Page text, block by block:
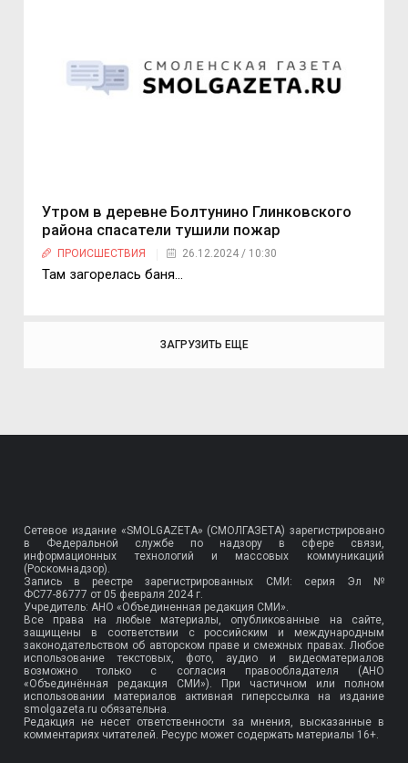
Утром в деревне Болтунино Глинковского
района спасатели тушили пожар
ПРОИСШЕСТВИЯ 26.12.2024 / 10:30
Там загорелась баня…
ЗАГРУЗИТЬ ЕЩЕ
Сетевое издание «SMOLGAZETA» (СМОЛГАЗЕТА) зарегистрировано
в Федеральной службе по надзору в сфере связи,
информационных технологий и массовых коммуникаций
(Роскомнадзор).
Запись в реестре зарегистрированных СМИ: серия Эл №
ФС77-86777 от 05 февраля 2024 г.
Учредитель: АНО «Объединенная редакция СМИ».
Все права на любые материалы, опубликованные на сайте,
защищены в соответствии с российским и международным
законодательством об авторском праве и смежных правах. Любое
использование текстовых, фото, аудио и видеоматериалов
возможно только с согласия правообладателя (АНО
«Объединённая редакция СМИ»). При частичном или полном
использовании материалов активная гиперссылка на издание
smolgazeta.ru обязательна.
Редакция не несет ответственности за мнения, высказанные в
комментариях читателей. Ресурс может содержать материалы 16+.